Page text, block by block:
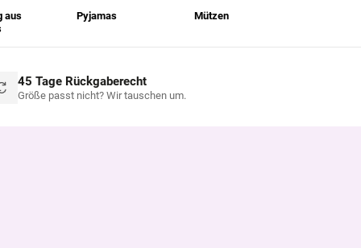
aus
Pyjamas Mützen
45 Tage Rückgaberecht
Größe passt nicht? Wir tauschen um.